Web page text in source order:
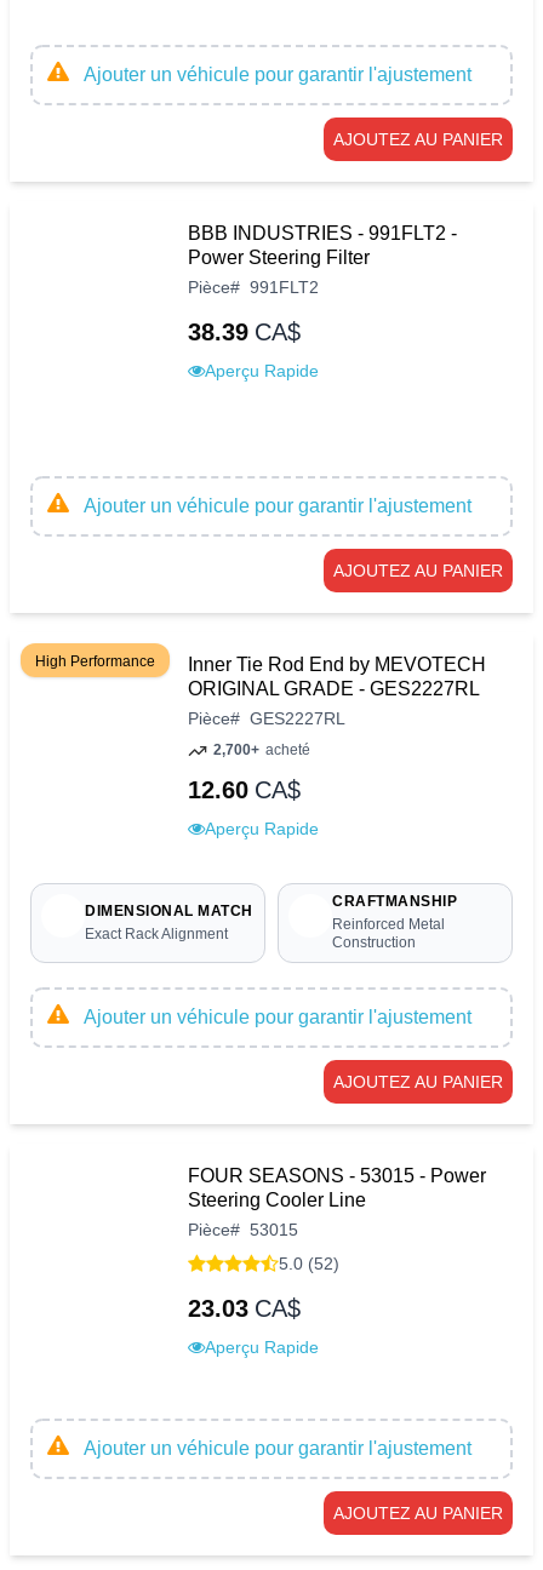
Ajouter un véhicule pour garantir l'ajustement
AJOUTEZ AU PANIER
BBB INDUSTRIES - 991FLT2 -
Power Steering Filter
Pièce# 991FLT2
38.39 CA$
Aperçu Rapide
Ajouter un véhicule pour garantir l'ajustement
AJOUTEZ AU PANIER
High Performance
Inner Tie Rod End by MEVOTECH
ORIGINAL GRADE - GES2227RL
Pièce# GES2227RL
2,700+ acheté
12.60 CA$
Aperçu Rapide
DIMENSIONAL MATCH
Exact Rack Alignment
CRAFTMANSHIP
Reinforced Metal
Construction
Ajouter un véhicule pour garantir l'ajustement
AJOUTEZ AU PANIER
FOUR SEASONS - 53015 - Power
Steering Cooler Line
Pièce# 53015
5.0 (52)
23.03 CA$
Aperçu Rapide
Ajouter un véhicule pour garantir l'ajustement
AJOUTEZ AU PANIER